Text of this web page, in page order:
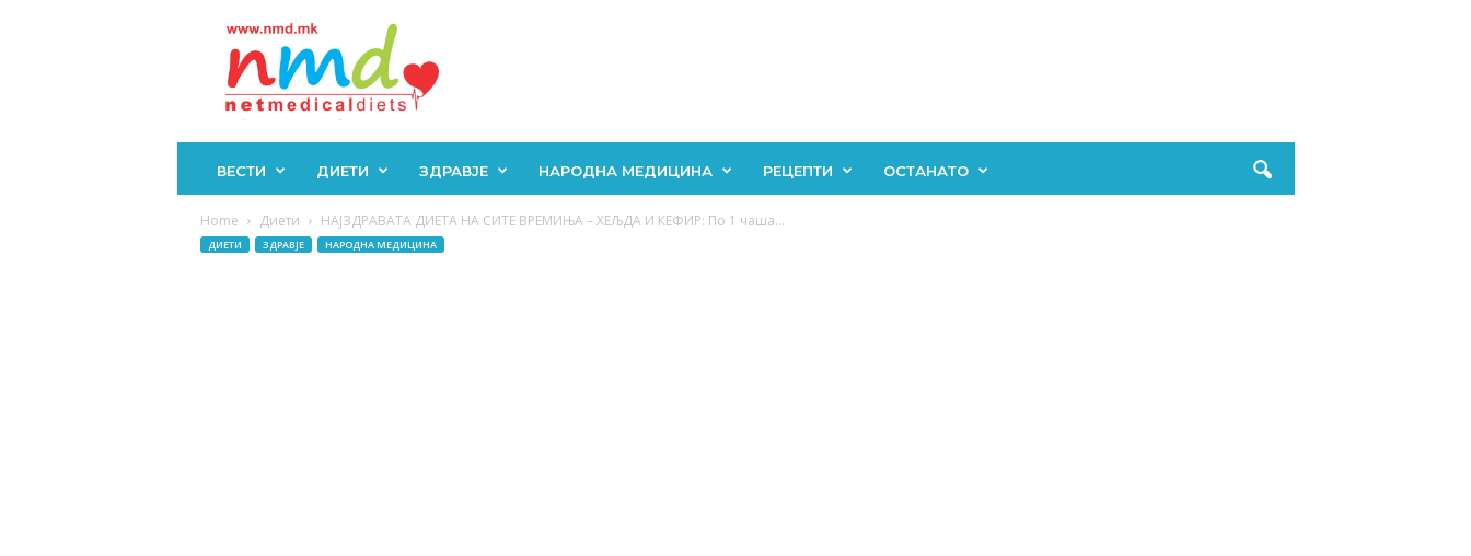
ВЕСТИ ДИЕТИ ЗДРАВЈЕ НАРОДНА МЕДИЦИНА РЕЦЕПТИ ОСТАНАТО
Home Диети НАЈЗДРАВАТА ДИЕТА НА СИТЕ ВРЕМИЊА – ХЕЉДА И КЕФИР: По 1 чаша...
ДИЕТИ ЗДРАВЈЕ НАРОДНА МЕДИЦИНА